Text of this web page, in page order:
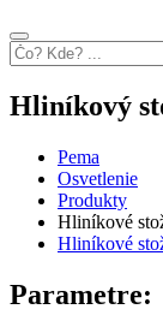
Hliníkový
Pema
Osvetlenie
Produkty
Hliníkové
Hliníkové
Parametre: